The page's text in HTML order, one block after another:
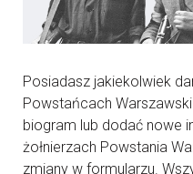
Posiadasz jakiekolwiek
Powstańcach
biogram lub dodać nowe
żołnierzach Powstania
zmiany w formularzu.